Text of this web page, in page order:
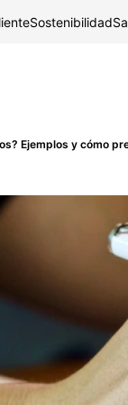
Sostenibilidad
Ejemplos y cómo